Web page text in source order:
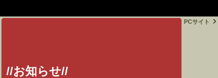
//お知らせ//
PCサイト